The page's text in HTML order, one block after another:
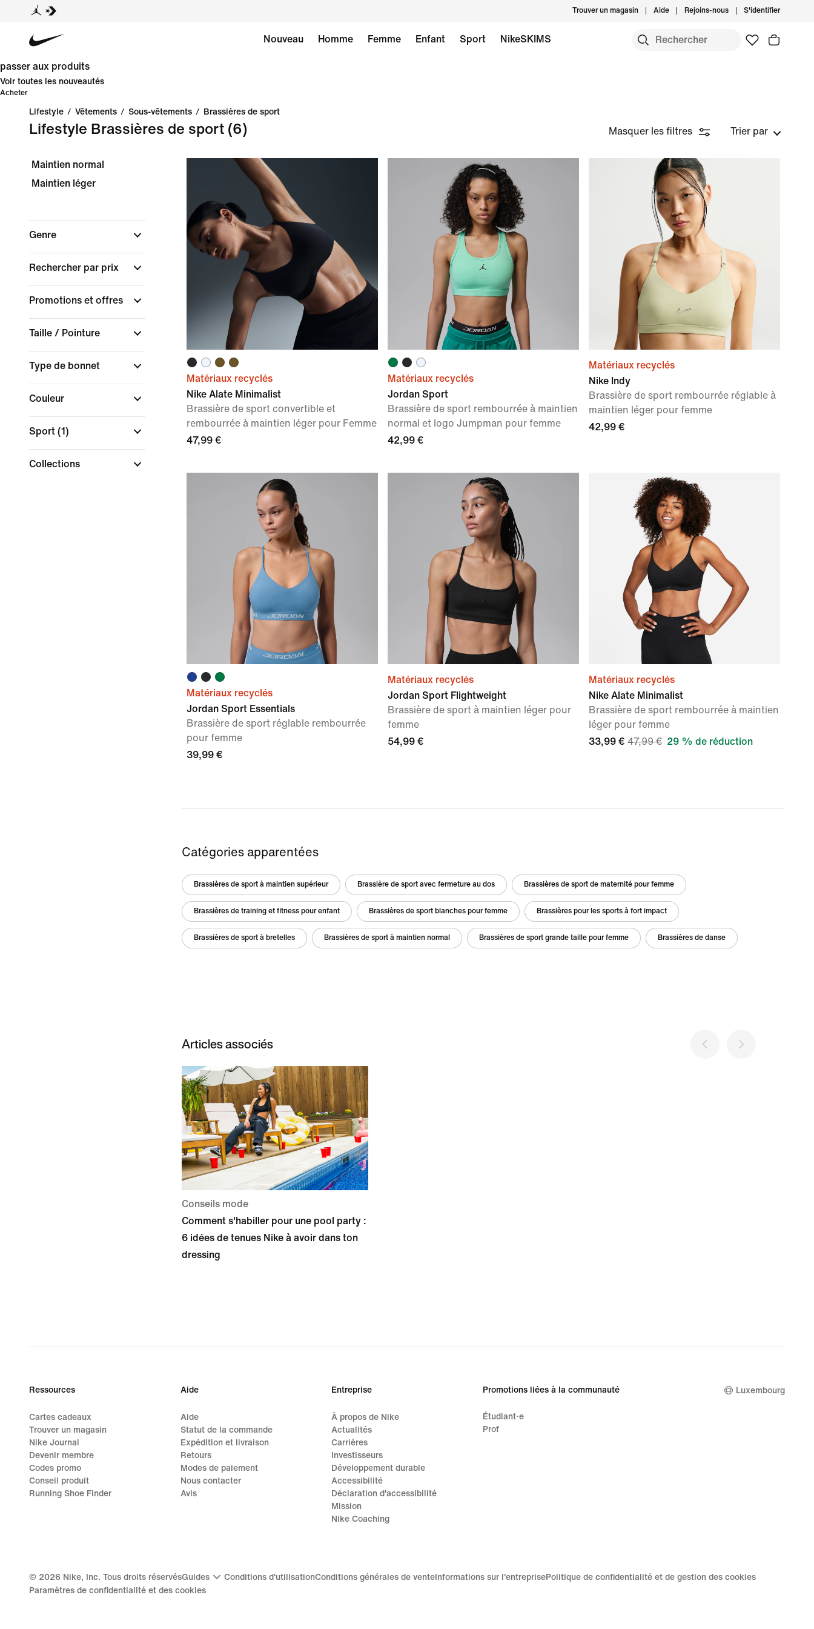
Trouver un magasin Aide Rejoins-nous S'identifier
Nouveau Homme Femme Enfant Sport NikeSKIMS
passer aux produits
Voir toutes les nouveautés
Acheter
Lifestyle / Vêtements / Sous-vêtements / Brassières de sport
Lifestyle Brassières de sport (6) Masquer les filtres Trier par
Maintien normal
Maintien léger
Genre
Rechercher par prix
Promotions et offres
Taille / Pointure
Type de bonnet
Couleur
Sport (1)
Collections
Matériaux recyclés
Nike Alate Minimalist
Brassière de sport convertible et
rembourrée à maintien léger pour Femme
47,99 €
Matériaux recyclés
Jordan Sport
Brassière de sport rembourrée à maintien
normal et logo Jumpman pour femme
42,99 €
Matériaux recyclés
Nike Indy
Brassière de sport rembourrée réglable à
maintien léger pour femme
42,99 €
Matériaux recyclés
Jordan Sport Essentials
Brassière de sport réglable rembourrée
pour femme
39,99 €
Matériaux recyclés
Jordan Sport Flightweight
Brassière de sport à maintien léger pour
femme
54,99 €
Matériaux recyclés
Nike Alate Minimalist
Brassière de sport rembourrée à maintien
léger pour femme
33,99 € 47,99 € 29 % de réduction
Catégories apparentées
Brassières de sport à maintien supérieur Brassière de sport avec fermeture au dos Brassières de sport de maternité pour femme
Brassières de training et fitness pour enfant Brassières de sport blanches pour femme Brassières pour les sports à fort impact
Brassières de sport à bretelles Brassières de sport à maintien normal Brassières de sport grande taille pour femme Brassières de danse
Articles associés
Conseils mode
Comment s'habiller pour une pool party :
6 idées de tenues Nike à avoir dans ton
dressing
Ressources
Cartes cadeaux
Trouver un magasin
Nike Journal
Devenir membre
Codes promo
Conseil produit
Running Shoe Finder
Aide
Aide
Statut de la commande
Expédition et livraison
Retours
Modes de paiement
Nous contacter
Avis
Entreprise
À propos de Nike
Actualités
Carrières
Investisseurs
Développement durable
Accessibilité
Déclaration d'accessibilité
Mission
Nike Coaching
Promotions liées à la communauté
Étudiant·e
Prof
Luxembourg
© 2026 Nike, Inc. Tous droits réservésGuides Conditions d'utilisationConditions générales de vente Informations sur l'entreprisePolitique de confidentialité et de gestion des cookies
Paramètres de confidentialité et des cookies